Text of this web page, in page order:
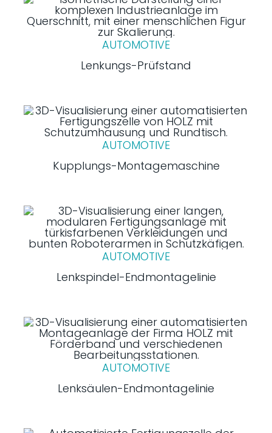
AUTOMOTIVE
Lenkungs-Prüfstand
AUTOMOTIVE
Kupplungs-Montagemaschine
AUTOMOTIVE
Lenkspindel-Endmontagelinie
AUTOMOTIVE
Lenksäulen-Endmontagelinie